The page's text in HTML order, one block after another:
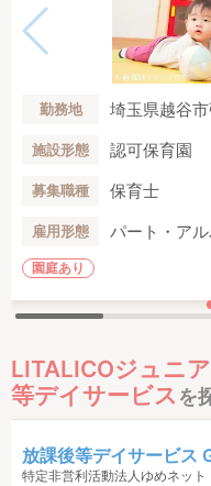
勤務地 埼玉県越谷
施設形態 認可保育園
募集職種 保育士
雇用形態 パート・アル
園庭あり
LITALICOジュニ
等デイサービス を
放課後等デイサービス
特定非営利活動法人ゆめネット